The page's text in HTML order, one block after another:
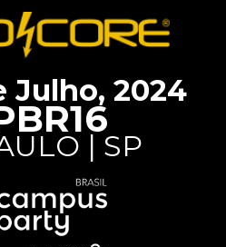
Julho, 2024
| SP